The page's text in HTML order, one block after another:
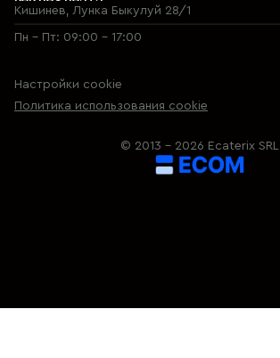
Кишинев, Лунка Быкулуй 28/1
Пн - Пт: 09:00 - 17:00
Настройки cookie
Политика использования cookie
© 2013 – 2026 Ecaterix SRL